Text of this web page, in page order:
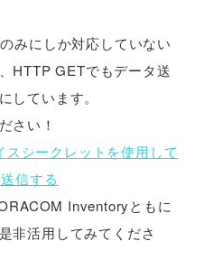
みにしか対応していない
HTTP GETでもデータ送
しています。
さい！
スシークレットを使用して
信する
Inventoryともに
非活用してみてくださ